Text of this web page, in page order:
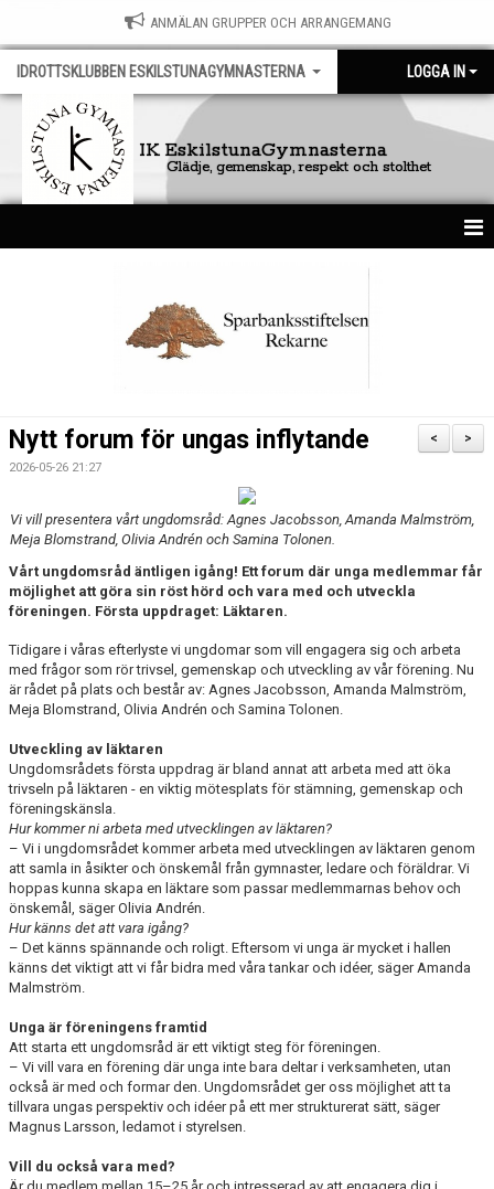
ANMÄLAN GRUPPER OCH ARRANGEMANG
IDROTTSKLUBBEN ESKILSTUNAGYMNASTERNA LOGGA IN
IK EskilstunaGymnasterna
Glädje, gemenskap, respekt och stolthet
NYHETSARKIV
>
<
Nytt forum för ungas inflytande
2026-05-26 21:27
Vi vill presentera vårt ungdomsråd: Agnes Jacobsson, Amanda Malmström,
Meja Blomstrand, Olivia Andrén och Samina Tolonen.
Vårt ungdomsråd äntligen igång! Ett forum där unga medlemmar får
möjlighet att göra sin röst hörd och vara med och utveckla
föreningen. Första uppdraget: Läktaren.
Tidigare i våras efterlyste vi ungdomar som vill engagera sig och arbeta
med frågor som rör trivsel, gemenskap och utveckling av vår förening. Nu
är rådet på plats och består av: Agnes Jacobsson, Amanda Malmström,
Meja Blomstrand, Olivia Andrén och Samina Tolonen.
Utveckling av läktaren
Ungdomsrådets första uppdrag är bland annat att arbeta med att öka
trivseln på läktaren - en viktig mötesplats för stämning, gemenskap och
föreningskänsla.
Hur kommer ni arbeta med utvecklingen av läktaren?
– Vi i ungdomsrådet kommer arbeta med utvecklingen av läktaren genom
att samla in åsikter och önskemål från gymnaster, ledare och föräldrar. Vi
hoppas kunna skapa en läktare som passar medlemmarnas behov och
önskemål, säger Olivia Andrén.
Hur känns det att vara igång?
– Det känns spännande och roligt. Eftersom vi unga är mycket i hallen
känns det viktigt att vi får bidra med våra tankar och idéer, säger Amanda
Malmström.
Unga är föreningens framtid
Att starta ett ungdomsråd är ett viktigt steg för föreningen.
– Vi vill vara en förening där unga inte bara deltar i verksamheten, utan
också är med och formar den. Ungdomsrådet ger oss möjlighet att ta
tillvara ungas perspektiv och idéer på ett mer strukturerat sätt, säger
Magnus Larsson, ledamot i styrelsen.
Vill du också vara med?